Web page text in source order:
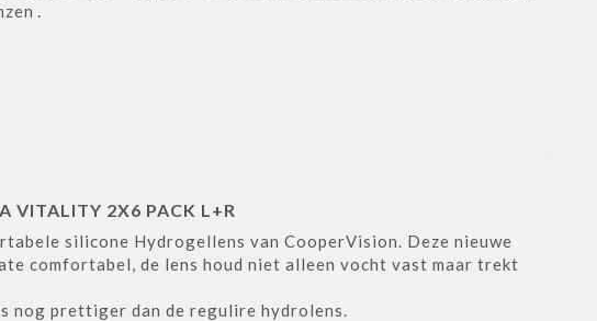
.
VITALITY 2X6 PACK L+R
silicone Hydrogellens van CooperVision. Deze nieuwe
comfortabel, de lens houd niet alleen vocht vast maar trekt
nog prettiger dan de regulire hydrolens.